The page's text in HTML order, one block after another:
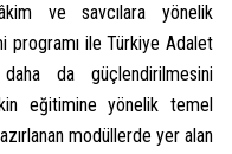
ve savcılara yönelik
ile Türkiye Adalet
da güçlendirilmesini
eğitimine yönelik temel
modüllerde yer alan